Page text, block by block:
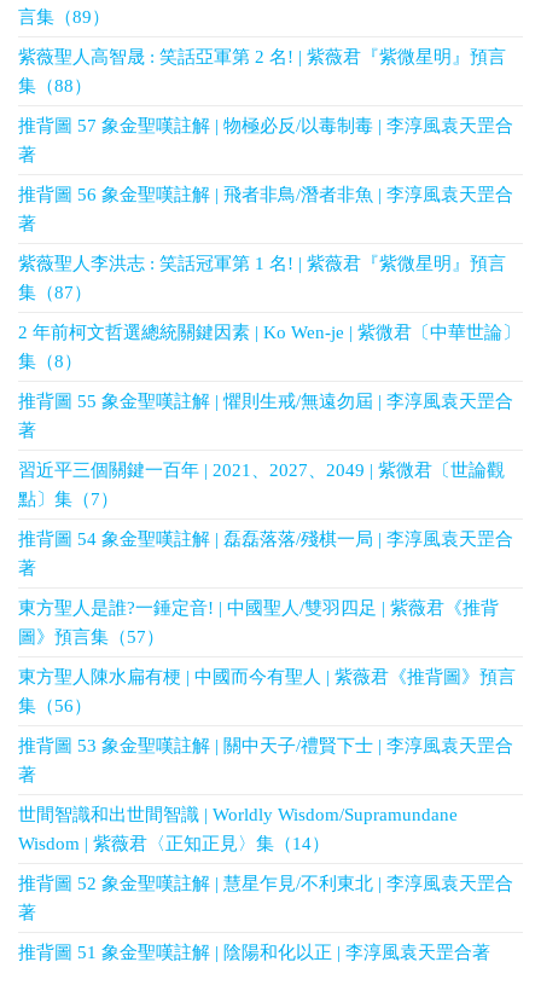
言集（89）
紫薇聖人高智晟 : 笑話亞軍第 2 名! | 紫薇君『紫微星明』預言
集（88）
推背圖 57 象金聖嘆註解 | 物極必反/以毒制毒 | 李淳風袁天罡合
著
推背圖 56 象金聖嘆註解 | 飛者非鳥/潛者非魚 | 李淳風袁天罡合
著
紫薇聖人李洪志 : 笑話冠軍第 1 名! | 紫薇君『紫微星明』預言
集（87）
2 年前柯文哲選總統關鍵因素 | Ko Wen-je | 紫微君〔中華世論〕
集（8）
推背圖 55 象金聖嘆註解 | 懼則生戒/無遠勿屆 | 李淳風袁天罡合
著
習近平三個關鍵一百年 | 2021、2027、2049 | 紫微君〔世論觀
點〕集（7）
推背圖 54 象金聖嘆註解 | 磊磊落落/殘棋一局 | 李淳風袁天罡合
著
東方聖人是誰?一錘定音! | 中國聖人/雙羽四足 | 紫薇君《推背
圖》預言集（57）
東方聖人陳水扁有梗 | 中國而今有聖人 | 紫薇君《推背圖》預言
集（56）
推背圖 53 象金聖嘆註解 | 關中天子/禮賢下士 | 李淳風袁天罡合
著
世間智識和出世間智識 | Worldly Wisdom/Supramundane
Wisdom | 紫薇君〈正知正見〉集（14）
推背圖 52 象金聖嘆註解 | 慧星乍見/不利東北 | 李淳風袁天罡合
著
推背圖 51 象金聖嘆註解 | 陰陽和化以正 | 李淳風袁天罡合著